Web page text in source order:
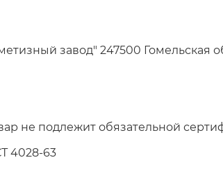
завод" 247500 Гомельская
не подлежит обязательной
4028-63